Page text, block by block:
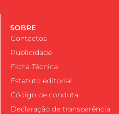
SOBRE
Contactos
Publicidade
Ficha Técnica
Estatuto editorial
Código de conduta
Declaração de transparência